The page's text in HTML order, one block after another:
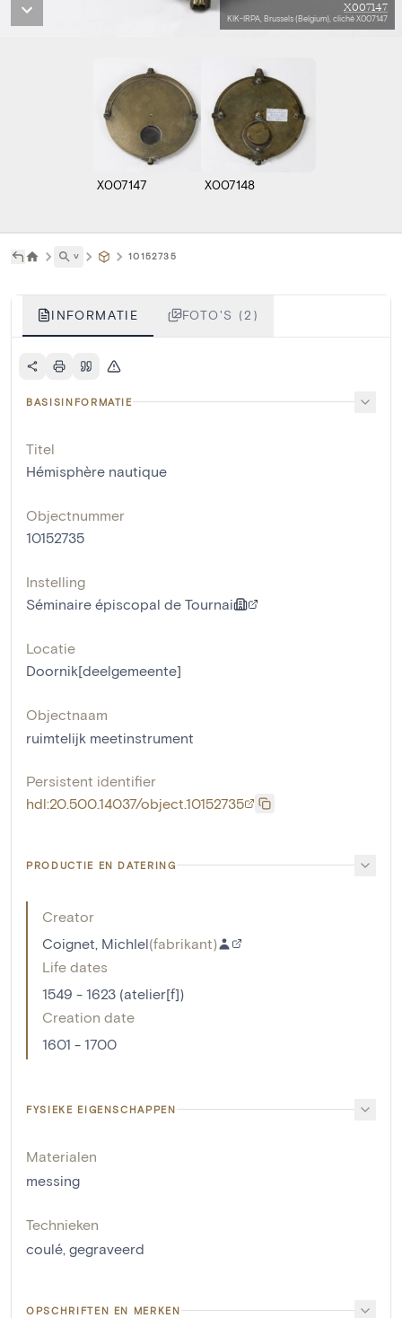
X007147
KIK-IRPA, Brussels (Belgium), cliché X007147
X007147 X007148
˅ 10152735
INFORMATIE FOTO'S (2)
BASISINFORMATIE
Titel
Hémisphère nautique
Objectnummer
10152735
Instelling
Séminaire épiscopal de Tournai
Locatie
Doornik[deelgemeente]
Objectnaam
ruimtelijk meetinstrument
Persistent identifier
hdl:20.500.14037/object.10152735
PRODUCTIE EN DATERING
Creator
Coignet, MichIel(fabrikant)
Life dates
1549 - 1623 (atelier[f])
Creation date
1601 - 1700
FYSIEKE EIGENSCHAPPEN
Materialen
messing
Technieken
coulé, gegraveerd
OPSCHRIFTEN EN MERKEN